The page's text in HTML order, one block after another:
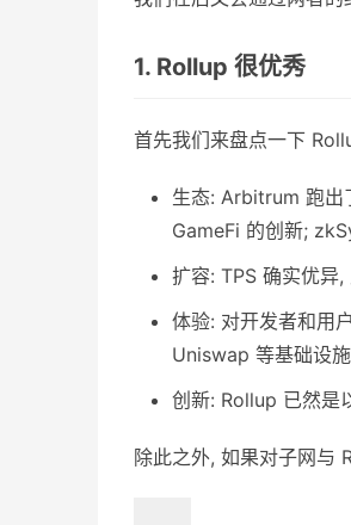
1. Rollup 很优秀
首先我们来盘点一下
生态: Arbitrum 跑出
GameFi 的创新;
扩容: TPS 确实优异
体验: 对开发者和用
Uniswap 等基础设
创新: Rollup 已然是
除此之外, 如果对子网与